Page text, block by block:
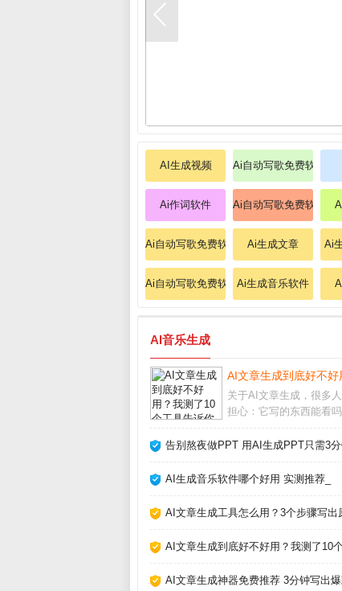
AI生成视频 Ai自动写歌免费软件
Ai作词软件 Ai自动写歌免费软件
Ai自动写歌免费软件 Ai生成文章 Ai
Ai自动写歌免费软件Ai生成音乐软件
AI音乐生成
AI文章生成到底好不
关于AI文章生成，很多
担心：它写的东西能看
使用，我实测了市面上
能大幅提升写作效率。
告别熬夜做PPT 用AI生成PPT只需3分
AI生成音乐软件哪个好用 实测推荐_
AI文章生成工具怎么用？3个步骤写出
AI文章生成到底好不好用？我测了10
AI文章生成神器免费推荐 3分钟写出